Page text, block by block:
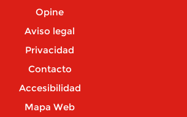
Opine
Aviso legal
Privacidad
Contacto
Accesibilidad
Mapa Web